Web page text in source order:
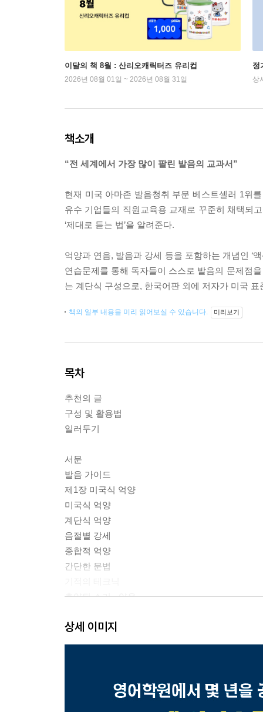
이달의 책 8월 : 산리오캐릭터즈 유리컵
2026년 08월 01일 ~ 2026년 08월 31일
정
상
책소개
“전 세계에서 가장 많이 팔린 발음의 교과서”
현재 미국 아마존 발음청취 부문 베스트셀러 1위
유수 기업들의 직원교육용 교재로 꾸준히 채택되
‘제대로 듣는 법’을 알려준다.
억양과 연음, 발음과 강세 등을 포함하는 개념인 ‘
연습문제를 통해 독자들이 스스로 발음의 문제점
는 계단식 구성으로, 한국어판 외에 저자가 미국
책의 일부 내용을 미리 읽어보실 수 있습니다. 미리보기
목차
추천의 글
구성 및 활용법
일러두기
서문
발음 가이드
제1장 미국식 억양
미국식 억양
계단식 억양
음절별 강세
종합적 억양
간단한 문법
축약된 소리 - 약음
제2장 연음
상세 이미지